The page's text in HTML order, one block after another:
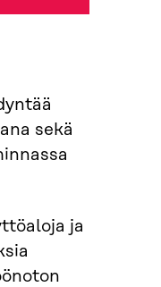
sekä
ja